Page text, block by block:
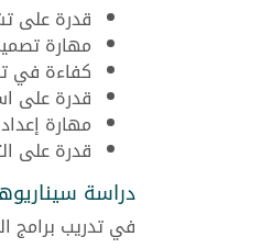
قدرة على
مهارة
كفاءة في
قدرة على
مهارة
قدرة على
دراسة
في تدريب برامج